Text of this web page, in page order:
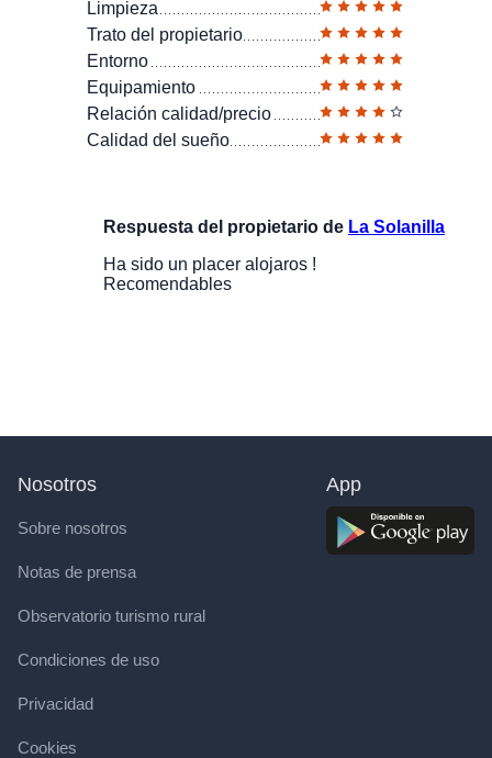
Limpieza
Trato del propietario
Entorno
Equipamiento
Relación calidad/precio
Calidad del sueño
Respuesta del propietario de La Solanilla
Ha sido un placer alojaros !
Recomendables
Nosotros
Sobre nosotros
Notas de prensa
Observatorio turismo rural
Condiciones de uso
Privacidad
Cookies
App